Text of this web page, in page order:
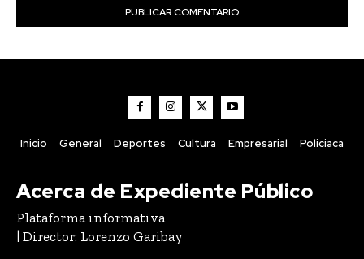
Inicio General Deportes Cultura Empresarial Policiaca
Acerca de Expediente Público
Plataforma informativa
| Director: Lorenzo Garibay